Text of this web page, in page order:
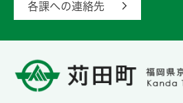
各課への連絡先